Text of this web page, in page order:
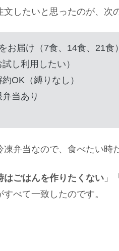
したいと思ったのが、次
お届け（7食、14食、21食）
し利用したい）
OK（縛りなし）
当あり
弁当なので、食べたい時
はごはんを作りたくない 」「
すべて一致したのです。